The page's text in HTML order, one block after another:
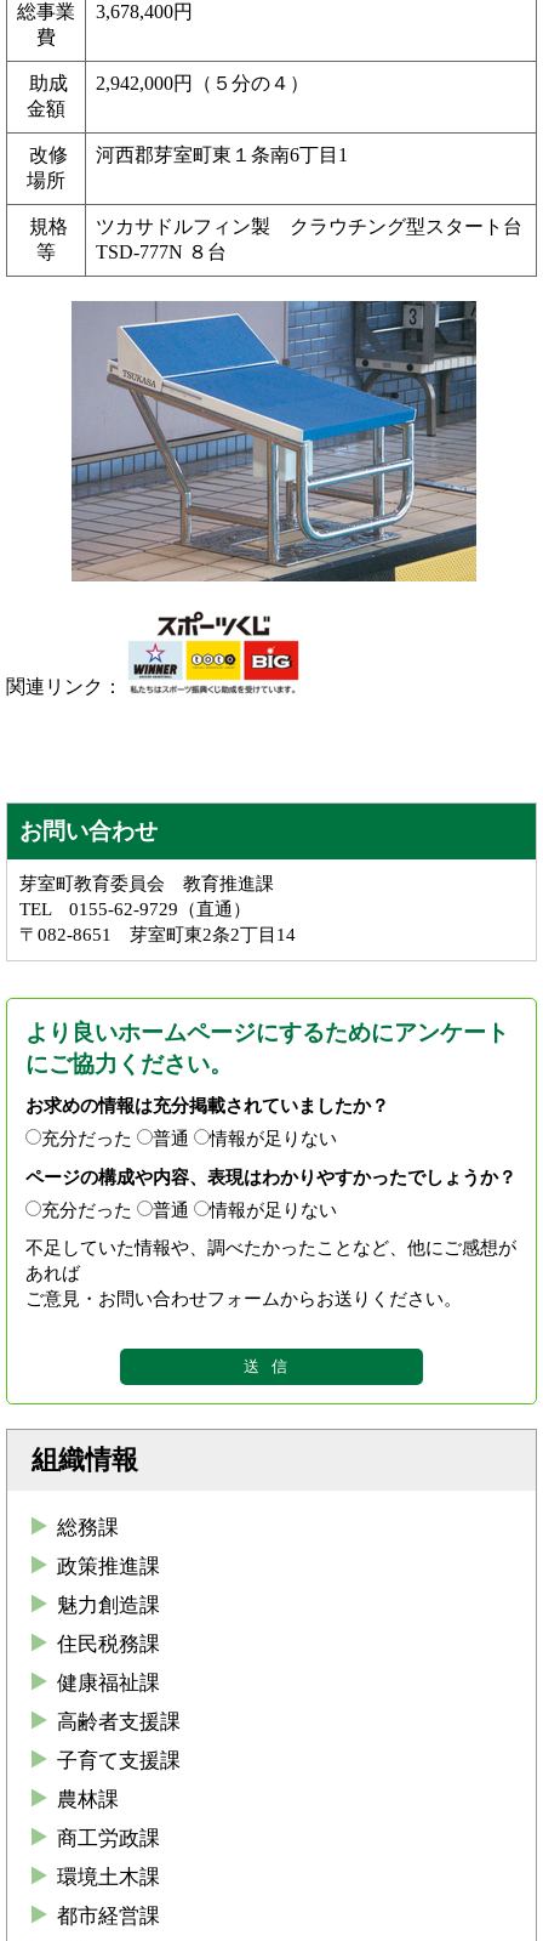
総事業
費
3,678,400円
助成
金額
2,942,000円（５分の４）
改修
場所
河西郡芽室町東１条南6丁目1
規格
等
ツカサドルフィン製 クラウチング型スタート台
TSD-777N ８台
関連リンク：
お問い合わせ
芽室町教育委員会 教育推進課
TEL 0155-62-9729（直通）
〒082-8651 芽室町東2条2丁目14
より良いホームページにするためにアンケート
にご協力ください。
お求めの情報は充分掲載されていましたか？
充分だった
普通
情報が足りない
ページの構成や内容、表現はわかりやすかったでしょうか？
充分だった
普通
情報が足りない
不足していた情報や、調べたかったことなど、他にご感想が
あれば
ご意見・お問い合わせフォームからお送りください。
組織情報
総務課
政策推進課
魅力創造課
住民税務課
健康福祉課
高齢者支援課
子育て支援課
農林課
商工労政課
環境土木課
都市経営課